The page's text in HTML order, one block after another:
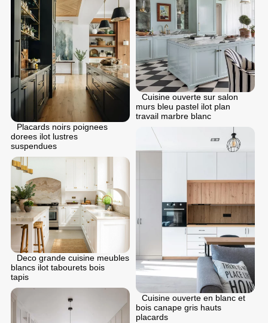
Placards noirs poignees
dorees ilot lustres
suspendues
Cuisine ouverte sur salon
murs bleu pastel ilot plan
travail marbre blanc
Cuisine ouverte en blanc et
bois canape gris hauts
placards
Deco grande cuisine meubles
blancs ilot tabourets bois
tapis